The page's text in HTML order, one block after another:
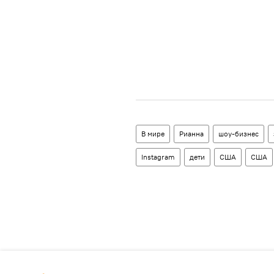
В мире Рианна шоу-бизнес
Instagram дети США США